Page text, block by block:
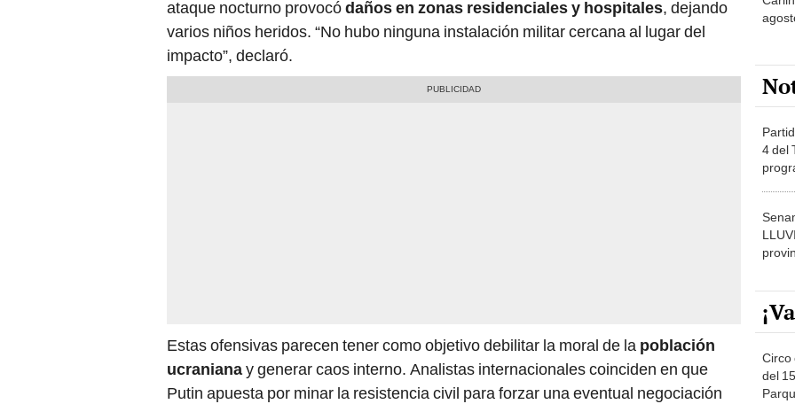
ataque nocturno provocódaños en zonas residenciales y hospitales, dejando
varios niños heridos. “No hubo ninguna instalación militar cercana al lugar del
impacto”, declaró.
Estas ofensivas parecen tener como objetivo debilitar la moral de la población
ucranianay generar caos interno. Analistas internacionales coinciden en que
Putin apuesta por minar la resistencia civil para forzar una eventual negociación
4 del
Circo
del